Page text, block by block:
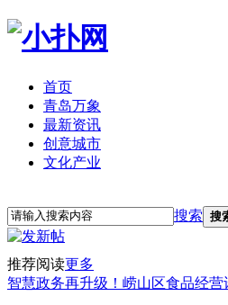
首页
青岛万象
最新资讯
创意城市
文化产业
搜索 搜
推荐阅读更多
智慧政务再升级！崂山区食品经营